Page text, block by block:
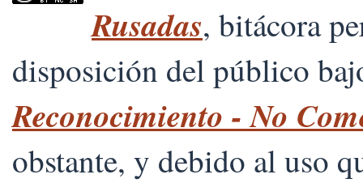
Rusadas, bitácora
disposición del público
Reconocimiento - No
obstante, y debido al uso